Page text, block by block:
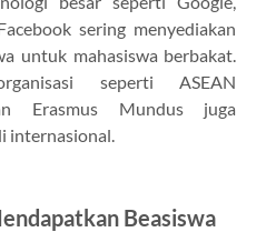
sering menyediakan
untuk mahasiswa berbakat.
seperti ASEAN
Erasmus Mundus juga
internasional.
Beasiswa